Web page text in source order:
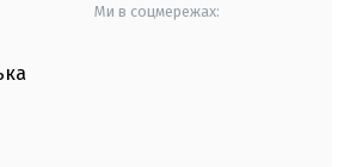
Ми в соцмережах: